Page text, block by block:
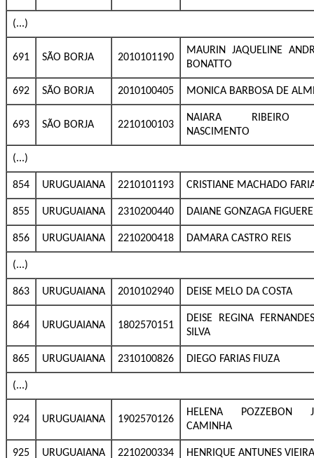
(...)
691 SÃO BORJA 2010101190
MAURIN JAQUELINE
BONATTO
692 SÃO BORJA 2010100405 MONICA BARBOSA DE
693 SÃO BORJA 2210100103
NAIARA RIBEIRO
NASCIMENTO
(...)
854 URUGUAIANA 2210101193 CRISTIANE MACHADO
855 URUGUAIANA 2310200440 DAIANE GONZAGA
856 URUGUAIANA 2210200418 DAMARA CASTRO REIS
(...)
863 URUGUAIANA 2010102940 DEISE MELO DA COSTA
864 URUGUAIANA 1802570151
DEISE REGINA
SILVA
865 URUGUAIANA 2310100826 DIEGO FARIAS FIUZA
(...)
924 URUGUAIANA 1902570126
HELENA POZZEBON
CAMINHA
925 URUGUAIANA 2210200334 HENRIQUE ANTUNES VIEIRA